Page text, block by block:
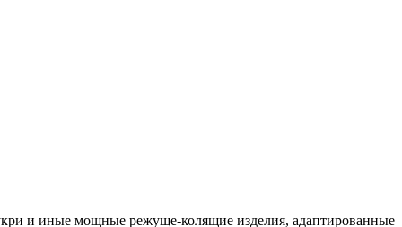
и иные мощные режуще-колящие изделия, адаптированные